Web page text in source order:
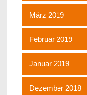
März 2019
Februar 2019
Januar 2019
Dezember 2018